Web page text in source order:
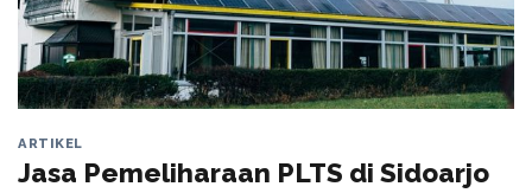
ARTIKEL
Jasa Pemeliharaan PLTS di Sidoarjo